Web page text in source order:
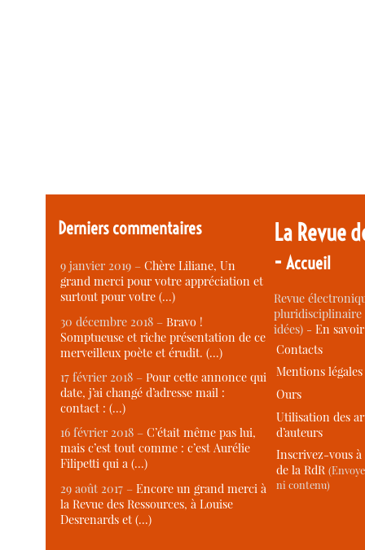
Derniers commentaires
9 janvier 2019 –Chère Liliane, Un
grand merci pour votre appréciation et
surtout pour votre (…)
30 décembre 2018 –Bravo !
Somptueuse et riche présentation de ce
merveilleux poète et érudit. (…)
17 février 2018 –Pour cette annonce qui
date, j’ai changé d’adresse mail :
contact : (…)
16 février 2018 –C’était même pas lui,
mais c’est tout comme : c’est Aurélie
Filipetti qui a (…)
29 août 2017 –Encore un grand merci à
la Revue des Ressources, à Louise
Desrenards et (…)
La Revue
-Accueil
Revue
idées) -En
Contacts
Mentions légales
Ours
Utilisation des
d’auteurs
Inscrivez-vous
de la RdR
ni contenu)